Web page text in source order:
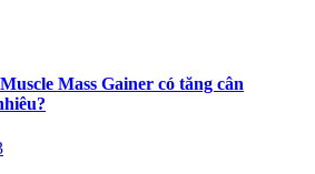
Mass Gainer có tăng cân